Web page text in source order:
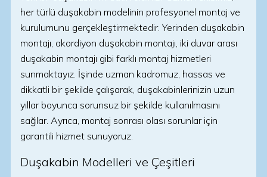
her türlü duşakabin modelinin profesyonel montaj ve
kurulumunu gerçekleştirmektedir. Yerinden duşakabin
montajı, akordiyon duşakabin montajı, iki duvar arası
duşakabin montajı gibi farklı montaj hizmetleri
sunmaktayız. İşinde uzman kadromuz, hassas ve
dikkatli bir şekilde çalışarak, duşakabinlerinizin uzun
yıllar boyunca sorunsuz bir şekilde kullanılmasını
sağlar. Ayrıca, montaj sonrası olası sorunlar için
garantili hizmet sunuyoruz.
Duşakabin Modelleri ve Çeşitleri